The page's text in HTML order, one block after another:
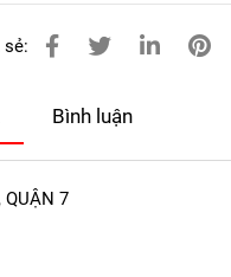
sẻ:
Bình luận
QUẬN 7